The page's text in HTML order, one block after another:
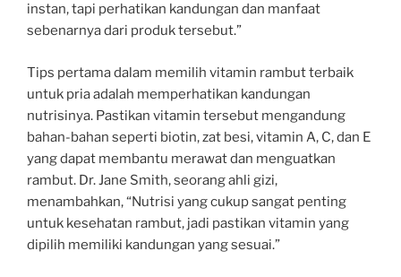
instan, tapi perhatikan kandungan dan manfaat
sebenarnya dari produk tersebut.”
Tips pertama dalam memilih vitamin rambut terbaik
untuk pria adalah memperhatikan kandungan
nutrisinya. Pastikan vitamin tersebut mengandung
bahan-bahan seperti biotin, zat besi, vitamin A, C, dan E
yang dapat membantu merawat dan menguatkan
rambut. Dr. Jane Smith, seorang ahli gizi,
menambahkan, “Nutrisi yang cukup sangat penting
untuk kesehatan rambut, jadi pastikan vitamin yang
dipilih memiliki kandungan yang sesuai.”